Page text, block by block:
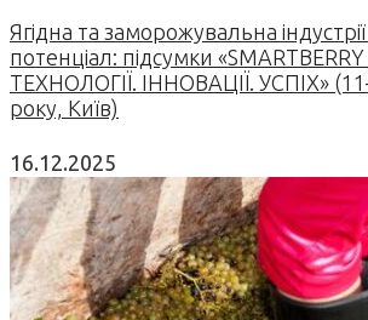
Ягідна та заморожувальна
потенціал: підсумки
ТЕХНОЛОГІЇ. ІННОВАЦІЇ. УСПІХ»
року, Київ)
16.12.2025